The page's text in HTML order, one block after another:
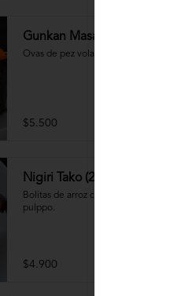
Gunkan Masago (2 piezas)
Ovas de pez volador.
$5.500
Nigiri Tako (2 piezas)
Bolitas de arroz cubiertas por
pulppo.
$4.900